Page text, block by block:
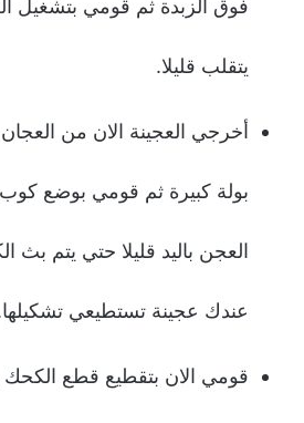
فوق الزبدة ثم قومي بتشغيل
يتقلب قليلا.
أخرجي العجينة الان من
بولة كبيرة ثم قومي بوضع كوب
العجن باليد قليلا حتي يتم بث
عندك عجينة تستطيعي
قومي الان بتقطيع قطع الكحك